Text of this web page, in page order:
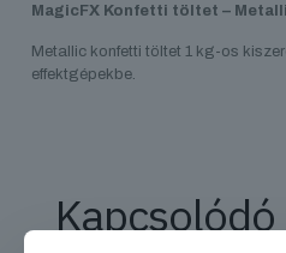
MagicFX Konfetti töltet –
Metallic konfetti töltet 1 kg-os
effektgépekbe.
Kapcsolódó